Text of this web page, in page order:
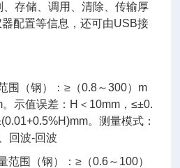
存储、调用、清除、传输厚
配置等信息，还可由USB接
围（钢）：≥（0.8～300）m
示值误差：H＜10mm，≤±0.
。测量模式：
回波-回波
范围（钢）：≥（0.6～100）